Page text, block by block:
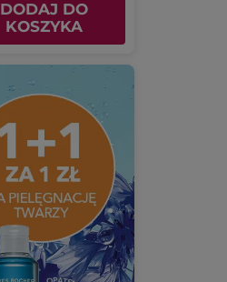
DODAJ DO
KOSZYKA